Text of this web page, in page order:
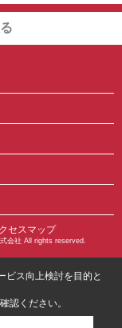
クセスマップ
会社 All rights reserved.
ビス向上検討を目的と
認ください。